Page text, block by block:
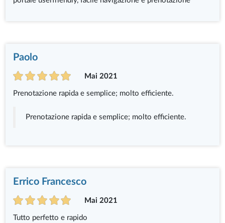
Paolo
Mai 2021
Prenotazione rapida e semplice; molto efficiente.
Prenotazione rapida e semplice; molto efficiente.
Errico Francesco
Mai 2021
Tutto perfetto e rapido